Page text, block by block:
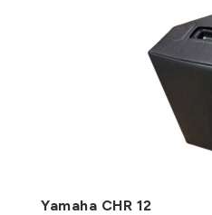
Yamaha CHR 12